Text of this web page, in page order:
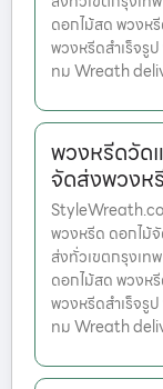
ดอกไม้สด พวงห
พวงหรีดสำเร็จ
ทม Wreath
พวงหรีดวัด
จัดส่งพวงห
พวงหรีด ดอกไม้
ส่งทั่วเขตกรุงเท
ดอกไม้สด พวงห
พวงหรีดสำเร็จ
ทม Wreath